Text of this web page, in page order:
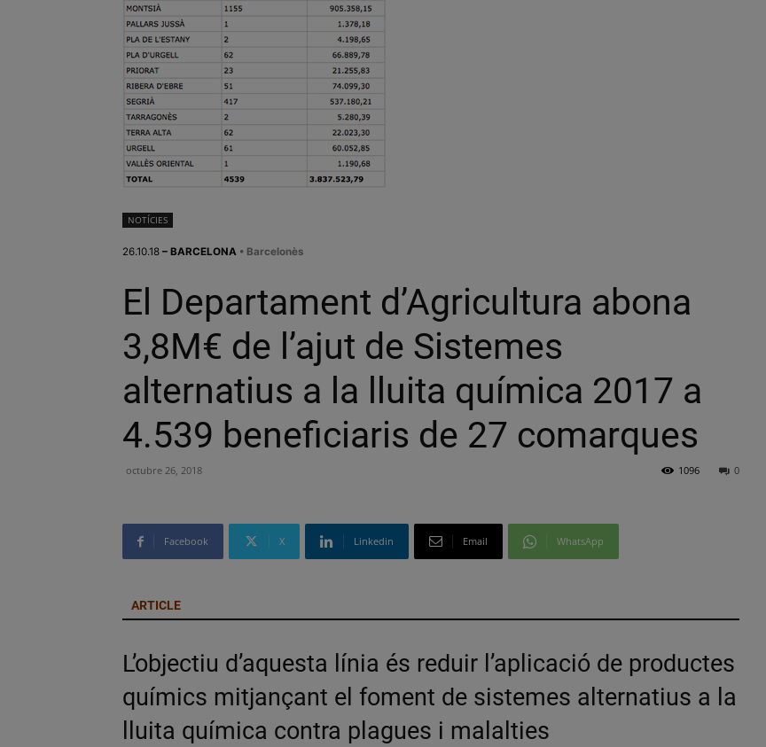
NOTÍCIES
26.10.18 – BARCELONA • Barcelonès
El Departament d’Agricultura abona
3,8M€ de l’ajut de Sistemes
alternatius a la lluita química 2017 a
4.539 beneficiaris de 27 comarques
octubre 26, 2018 0
1096
Facebook X Linkedin Email WhatsApp
ARTICLE
L’objectiu d’aquesta línia és reduir l’aplicació de productes
químics mitjançant el foment de sistemes alternatius a la
lluita química contra plagues i malalties